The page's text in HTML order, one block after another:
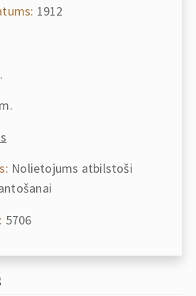
1912
Nolietojums atbilstoši
5706